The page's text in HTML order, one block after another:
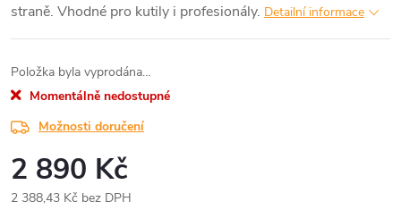
straně. Vhodné pro kutily i profesionály. Detailní informace
Položka byla vyprodána…
Momentálně nedostupné
Možnosti doručení
2 890 Kč
2 388,43 Kč bez DPH